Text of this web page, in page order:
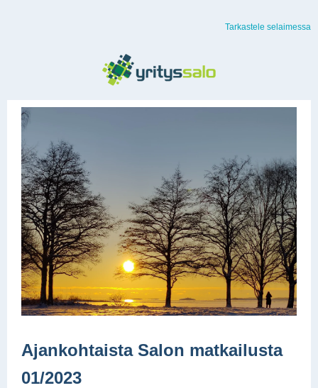
Tarkastele selaimessa
Ajankohtaista Salon matkailusta
01/2023